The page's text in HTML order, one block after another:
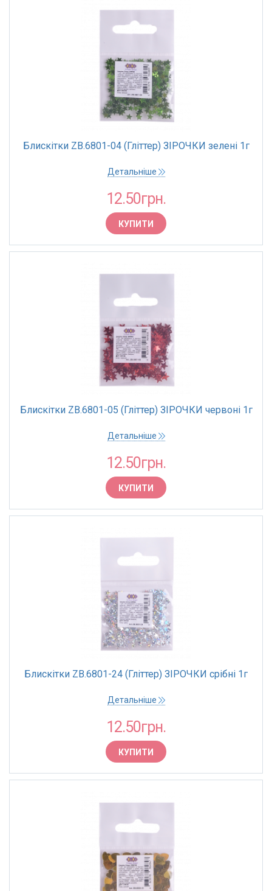
Блискітки ZB.6801-04 (Гліттер) ЗІРОЧКИ зелені 1г
Детальніше
12.50грн.
КУПИТИ
Блискітки ZB.6801-05 (Гліттер) ЗІРОЧКИ червоні 1г
Детальніше
12.50грн.
КУПИТИ
Блискітки ZB.6801-24 (Гліттер) ЗІРОЧКИ срібні 1г
Детальніше
12.50грн.
КУПИТИ